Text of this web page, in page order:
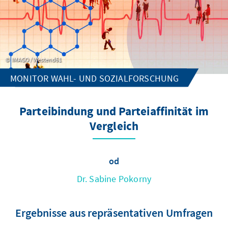
IMAGO / Westend61
MONITOR WAHL- UND SOZIALFORSCHUNG
Parteibindung und Parteiaffinität im
Vergleich
od
Dr. Sabine Pokorny
Ergebnisse aus repräsentativen Umfragen